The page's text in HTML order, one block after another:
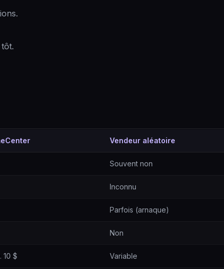
Vendeur aléatoire
Souvent non
Inconnu
Parfois (arnaque)
Non
10 $ Variable